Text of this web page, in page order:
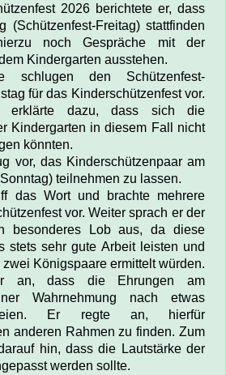
2026 berichtete er, dass
(Schützenfest-Freitag) stattfinden
noch Gespräche mit der
Kindergarten ausstehen.
schlugen den Schützenfest-
für das Kinderschützenfest vor.
erklärte dazu, dass sich die
Kindergarten in diesem Fall nicht
könnten.
vor, das Kinderschützenpaar am
teilnehmen zu lassen.
das Wort und brachte mehrere
vor. Weiter sprach er der
besonderes Lob aus, da diese
stets sehr gute Arbeit leisten und
Königspaare ermittelt würden.
an, dass die Ehrungen am
Wahrnehmung nach etwas
seien. Er regte an, hierfür
anderen Rahmen zu finden. Zum
hin, dass die Lautstärke der
werden sollte.